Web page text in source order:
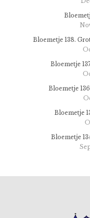
Bloemetje 138.
Bloemetje
Bloemetje
Bloemetje
Bloemetje